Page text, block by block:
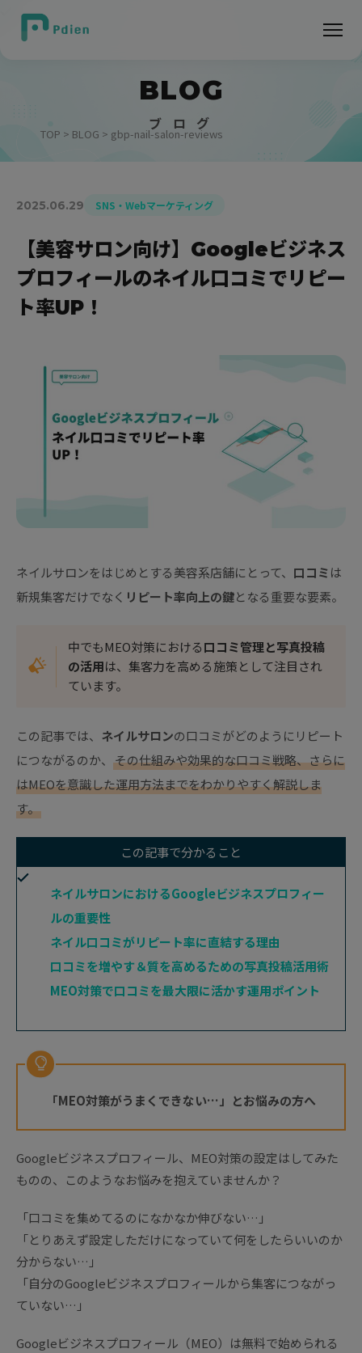
BLOG
ブ ロ グ
TOP > BLOG > gbp-nail-salon-reviews
2025.06.29 SNS・Webマーケティング
【美容サロン向け】Googleビジネス
プロフィールのネイル口コミでリピー
ト率UP！
ネイルサロンをはじめとする美容系店舗にとって、 口コミ は
新規集客だけでなく リピート率向上の鍵となる重要な要素。
中でもMEO対策における口コミ管理と写真投稿
の活用は、集客力を高める施策として注目され
ています。
この記事では、 ネイルサロンの口コミがどのようにリピート
につながるのか、 その仕組みや効果的な口コミ戦略、さらに
はMEOを意識した運用方法までをわかりやすく解説しま
す。
この記事で分かること
ネイルサロンにおけるGoogleビジネスプロフィー
ルの重要性
ネイル口コミがリピート率に直結する理由
口コミを増やす＆質を高めるための写真投稿活用術
MEO対策で口コミを最大限に活かす運用ポイント
「MEO対策がうまくできない…」とお悩みの方へ
Googleビジネスプロフィール、MEO対策の設定はしてみた
ものの、このようなお悩みを抱えていませんか？
「口コミを集めてるのになかなか伸びない…」
「とりあえず設定しただけになっていて何をしたらいいのか
分からない…」
「自分のGoogleビジネスプロフィールから集客につながっ
ていない…」
Googleビジネスプロフィール（MEO）は無料で始められる